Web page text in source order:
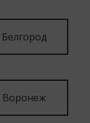
Воронеж